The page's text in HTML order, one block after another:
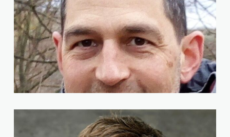
Joachim Stamm